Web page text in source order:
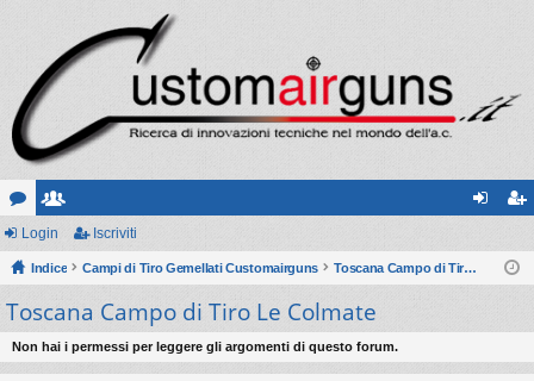
or
u
m
sc
ritt
i
riv
Login Iscriviti
Indice Campi di Tiro Gemellati Customairguns Toscana Campo di Tiro Le Colmate
Toscana Campo di Tiro Le Colmate
Non hai i permessi per leggere gli argomenti di questo forum.